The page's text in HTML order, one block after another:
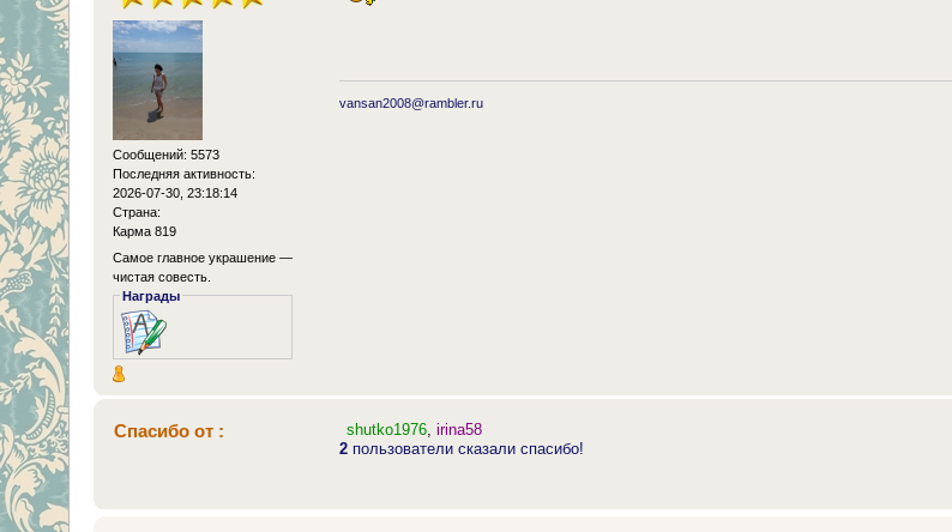
Сообщений: 5573
Последняя активность:
2026-07-30, 23:18:14
Страна:
Карма 819
Самое главное украшение —
чистая совесть.
Награды
vansan2008@rambler.ru
Спасибо от : shutko1976,irina58
2пользователи сказали спасибо!